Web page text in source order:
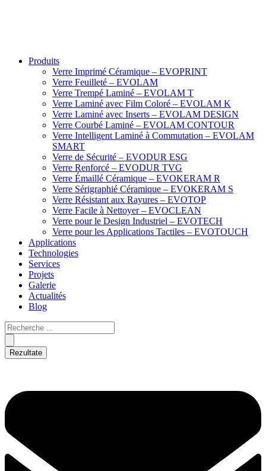
Produits
Verre Imprimé Céramique – EVOPRINT
Verre Feuilleté – EVOLAM
Verre Trempé Laminé – EVOLAM T
Verre Laminé avec Film Coloré – EVOLAM K
Verre Laminé avec Inserts – EVOLAM DESIGN
Verre Courbé Laminé – EVOLAM CONTOUR
Verre Intelligent Laminé à Commutation – EVOLAM
SMART
Verre de Sécurité – EVODUR ESG
Verre Renforcé – EVODUR TVG
Verre Émaillé Céramique – EVOKERAM R
Verre Sérigraphié Céramique – EVOKERAM S
Verre Résistant aux Rayures – EVOTOP
Verre Facile à Nettoyer – EVOCLEAN
Verre pour le Design Industriel – EVOTECH
Verre pour les Applications Tactiles – EVOTOUCH
Applications
Technologies
Services
Projets
Galerie
Actualités
Blog
Rezultate